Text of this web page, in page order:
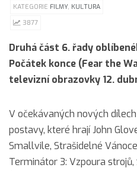
KATEGORIE FILMY, KULTURA
3877
Druhá část 6. řady
Počátek konce (Fear the
televizní obrazovky 12.
V očekávaných nových
postavy, které hrají John
Smallvile, Strašidelné
Terminátor 3: Vzpoura strojů,